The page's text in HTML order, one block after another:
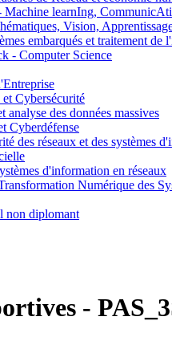
learnIng,
Vision,
embarqués et traitement de
- Computer Science
Cybersécurité
des données massives
Cyberdéfense
des réseaux et des systèmes
d'information en réseaux
Numérique des
non diplomant
-